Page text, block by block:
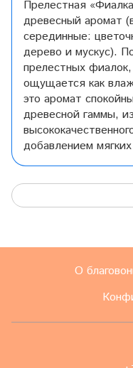
Прелестная
древесный аромат
серединные:
дерево и мускус).
прелестных
ощущается как
это аромат
древесной гаммы,
добавлением
О